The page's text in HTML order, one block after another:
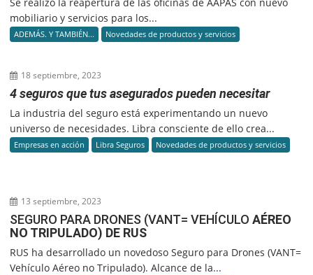
mobiliario y servicios para los...
ADEMÁS. Y TAMBIÉN... Novedades de productos y servicios
18 septiembre, 2023
4 seguros que tus asegurados pueden necesitar
La industria del seguro está experimentando un nuevo
universo de necesidades. Libra consciente de ello crea...
Empresas en acción Libra Seguros Novedades de productos y servicios
13 septiembre, 2023
SEGURO PARA DRONES (VANT= VEHÍCULOAÉREO
NO TRIPULADO) DE RUS
RUS ha desarrollado un novedoso Seguro para Drones (VANT=
Vehículo Aéreo no Tripulado). Alcance de la...